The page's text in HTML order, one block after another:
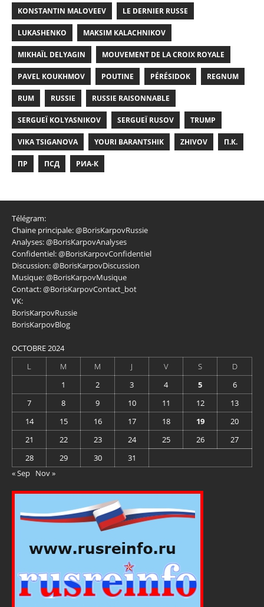
KONSTANTIN MALOVEEV LE DERNIER RUSSE
LUKASHENKO MAKSIM KALACHNIKOV
MIKHAÏL DELYAGIN MOUVEMENT DE LA CROIX ROYALE
PAVEL KOUKHMOV POUTINE PÉRÉSIDOK REGNUM
RUM RUSSIE RUSSIE RAISONNABLE
SERGUEÏ KOLYASNIKOV SERGUEÏ RUSOV TRUMP
VIKA TSIGANOVA YOURI BARANTSHIK ZHIVOV П.К.
ПР ПСД РИА-К
Télégram:
Chaine principale:@BorisKarpovRussie
Analyses:@BorisKarpovAnalyses
Confidentiel:@BorisKarpovConfidentiel
Discussion:@BorisKarpovDiscussion
Musique:@BorisKarpovMusique
Contact:@BorisKarpovContact_bot
VK:
BorisKarpovRussie
BorisKarpovBlog
OCTOBRE 2024
L
M M J V S
D
1
2 3 4 5
6
7
8 9 10 11 12
13
14
15 16 17 18 19
20
21
22 23 24 25 26
27
28
29 30
31
« Sep Nov »